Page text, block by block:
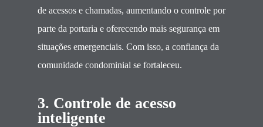
de acessos e chamadas, aumentando o controle por
parte da portaria e oferecendo mais segurança em
situações emergenciais. Com isso, a confiança da
comunidade condominial se fortaleceu.
3. Controle de acesso
inteligente